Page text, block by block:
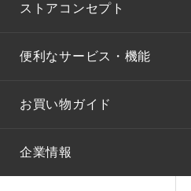
ストアコンセプト
便利なサービス・機能
お買い物ガイド
企業情報